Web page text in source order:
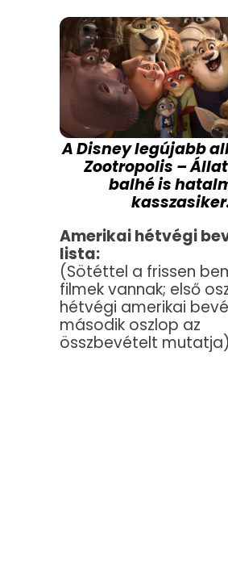
A Disney legújabb
Zootropolis –
balhé is
Amerikai hétvégi
lista:
(Sötéttel a frissen
filmek vannak; első
hétvégi amerikai
második oszlop az
összbevételt mutatja)